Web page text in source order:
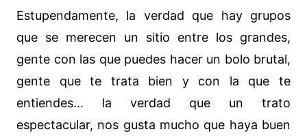
Estupendamente, la verdad que hay grupos
que se merecen un sitio entre los grandes,
gente con las que puedes hacer un bolo brutal,
gente que te trata bien y con la que te
entiendes… la verdad que un trato
espectacular, nos gusta mucho que haya buen